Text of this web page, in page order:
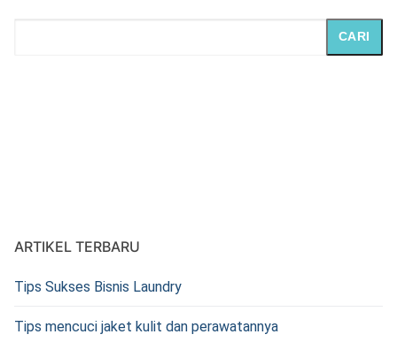
CARI
ARTIKEL TERBARU
Tips Sukses Bisnis Laundry
Tips mencuci jaket kulit dan perawatannya